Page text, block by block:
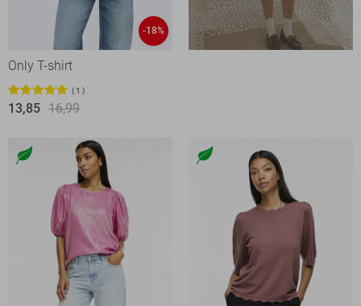
-18%
Only T-shirt
1
13,85 16,99